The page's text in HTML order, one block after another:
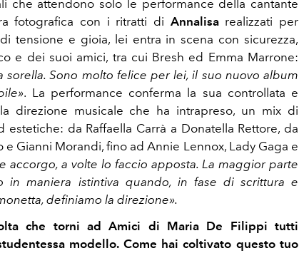
che attendono solo le performance della cantante
fotografica con i ritratti di Annalisarealizzati per
di tensione e gioia, lei entra in scena con sicurezza,
e dei suoi amici, tra cui Bresh ed Emma Marrone:
sorella. Sono molto felice per lei, il suo nuovo album
. La performance conferma la sua controllata e
direzione musicale che ha intrapreso, un mix di
estetiche: da Raffaella Carrà a Donatella Rettore, da
e Gianni Morandi, fino ad Annie Lennox, Lady Gaga e
accorgo, a volte lo faccio apposta. La maggior parte
in maniera istintiva quando, in fase di scrittura e
definiamo la direzione».
che torni ad Amici di Maria De Filippi tutti
modello. Come hai coltivato questo tuo